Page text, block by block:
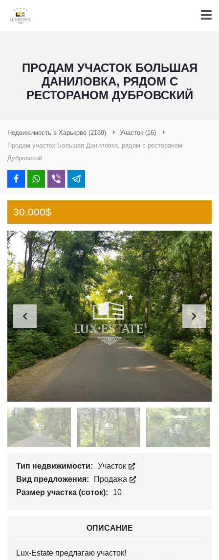
ПРОДАМ УЧАСТОК БОЛЬШАЯ
ДАНИЛОВКА, РЯДОМ С
РЕСТОРАНОМ ДУБРОВСКИЙ
Недвижимость в Харькове (2169) Участок (16)
Продам участок Большая Даниловка, рядом с рестораном
Дубровский
30.000$
Тип недвижимости:
Участок
Вид предложения:
Продажа
Размер участка (соток):
10
ОПИСАНИЕ
Lux-Estate предлагаю участок!